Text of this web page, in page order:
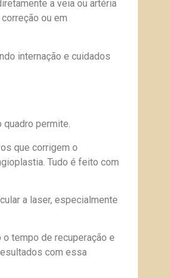
a veia ou artéria
ou em
internação e cuidados
quadro permite.
que corrigem o
Tudo é feito com
a laser, especialmente
tempo de recuperação e
com essa